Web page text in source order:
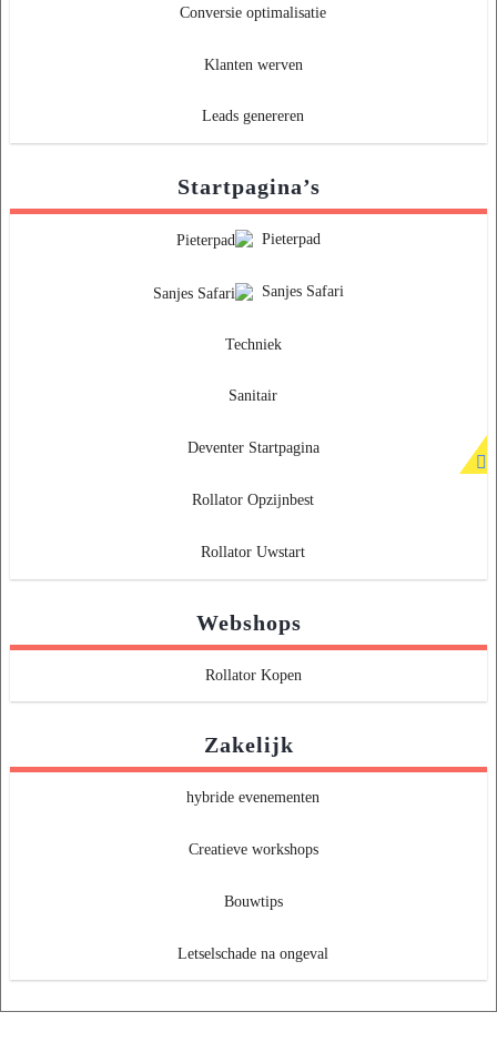
Conversie optimalisatie
Klanten werven
Leads genereren
Startpagina’s
Pieterpad
Sanjes Safari
Techniek
Sanitair
Deventer Startpagina
Rollator Opzijnbest
Rollator Uwstart
Webshops
Rollator Kopen
Zakelijk
hybride evenementen
Creatieve workshops
Bouwtips
Letselschade na ongeval